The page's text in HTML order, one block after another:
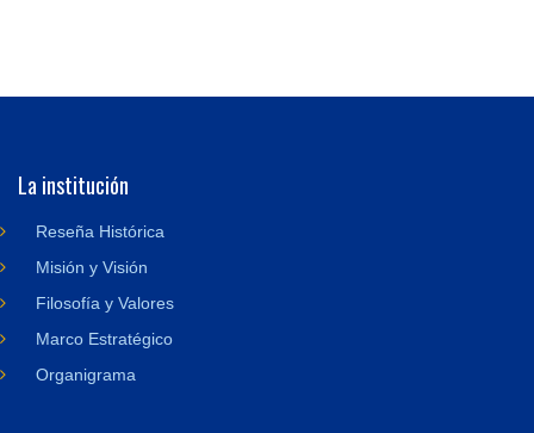
La institución
Reseña Histórica
Misión y Visión
Filosofía y Valores
Marco Estratégico
Organigrama